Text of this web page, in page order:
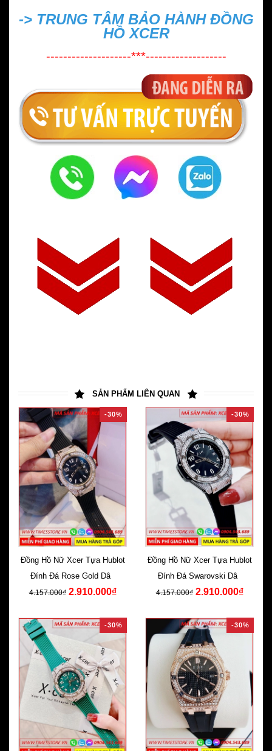
-> TRUNG TÂM BẢO HÀNH ĐỒNG
HỒ XCER
--------------------***-------------------
SẢN PHẨM LIÊN QUAN
-30%
Đồng Hồ Nữ Xcer Tựa Hublot
Đính Đá Rose Gold Dây
Silicone Đen
4.157.000₫ 2.910.000₫
-30%
Đồng Hồ Nữ Xcer Tựa Hublot
Đính Đá Swarovski Dây
Silicone Đen
4.157.000₫ 2.910.000₫
-30% -30%